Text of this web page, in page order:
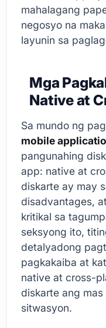
mahalagang
negosyo na
layunin sa
Mga
Native at
Sa mundo ng
mobile
pangunahing
app: native at
diskarte ay may
disadvantages,
kritikal sa
seksyong ito,
detalyadong
pagkakaiba at
native at cross-
diskarte ang
sitwasyon.